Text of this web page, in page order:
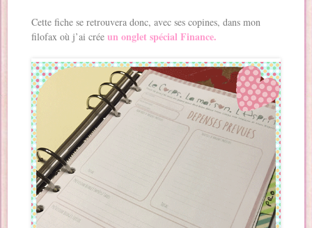
Cette fiche se retrouvera donc, avec ses copines, dans mon
filofax où j’ai crée un onglet spécial Finance.